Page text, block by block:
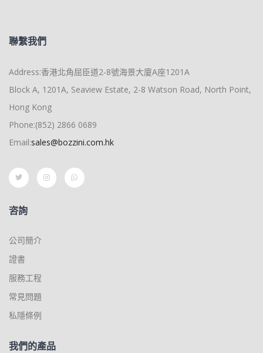
聯繫我們
Address:香港北角屈臣道2-8號海景大廈A座1201A
Block A, 1201A, Seaview Estate, 2-8 Watson Road, North Point,
Hong Kong
Phone:(852) 2866 0689
Email:sales@bozzini.com.hk
咨詢
公司簡介
證書
服務工程
常見問題
私隱條例
我們的產品